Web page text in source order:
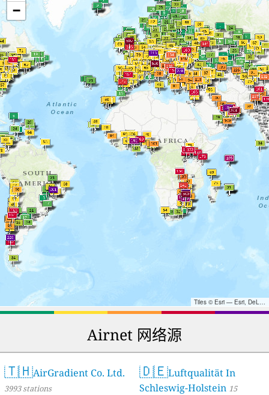
−
Tiles © Esri — Esri, DeLorme, NAVTEQ, TomTom, Intermap, iPC, USGS, FAO, NPS, NRCAN, GeoBase, Kadaster NL, Ordnance Survey, Esri Japan, METI, Esri China (Hong Kong), and the GIS User Community
Airnet 网络源
🇹🇭AirGradient Co. Ltd.
3993 stations
🇩🇪Luftqualität In
Schleswig-Holstein 15